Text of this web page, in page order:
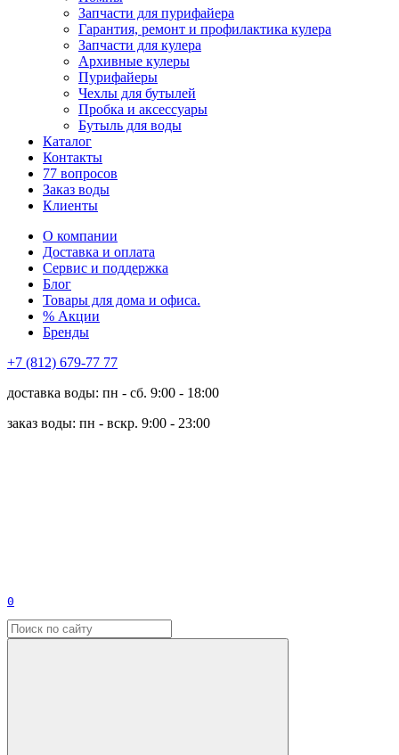
Запчасти для пурифайера
Гарантия, ремонт и профилактика кулера
Запчасти для кулера
Архивные кулеры
Пурифайеры
Чехлы для бутылей
Пробка и аксессуары
Бутыль для воды
Каталог
Контакты
77 вопросов
Заказ воды
Клиенты
О компании
Доставка и оплата
Сервис и поддержка
Блог
Товары для дома и офиса.
% Акции
Бренды
+7 (812) 679-77 77
доставка воды: пн - сб. 9:00 - 18:00
заказ воды: пн - вскр. 9:00 - 23:00
0